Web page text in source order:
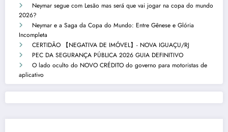
Neymar segue com Lesão mas será que vai jogar na copa do mundo
2026?
Neymar e a Saga da Copa do Mundo: Entre Gênese e Glória
Incompleta
CERTIDÃO 【NEGATIVA DE IMÓVEL】- NOVA IGUAÇU/RJ
PEC DA SEGURANÇA PÚBLICA 2026 GUIA DEFINITIVO
O lado oculto do NOVO CRÉDITO do governo para motoristas de
aplicativo